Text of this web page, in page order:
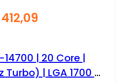
| 20 Core |
Turbo) | LGA 1700 |